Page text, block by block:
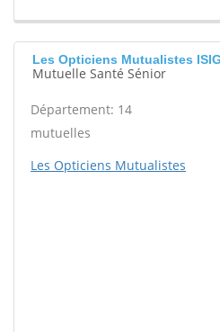
Les Opticiens Mutualistes
Mutuelle Santé Sénior
Département: 14
mutuelles
Les Opticiens Mutualistes